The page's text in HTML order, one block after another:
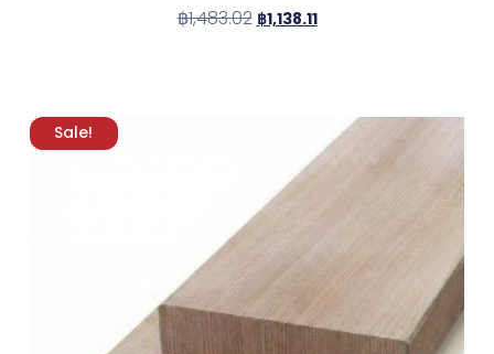
฿1,483.02 ฿1,138.11
Sale!